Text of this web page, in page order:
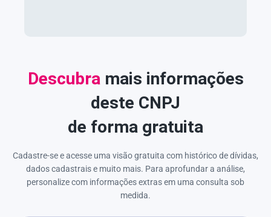
Descubra mais informações
deste CNPJ
de forma gratuita
Cadastre-se e acesse uma visão gratuita com histórico de dívidas,
dados cadastrais e muito mais. Para aprofundar a análise,
personalize com informações extras em uma consulta sob
medida.